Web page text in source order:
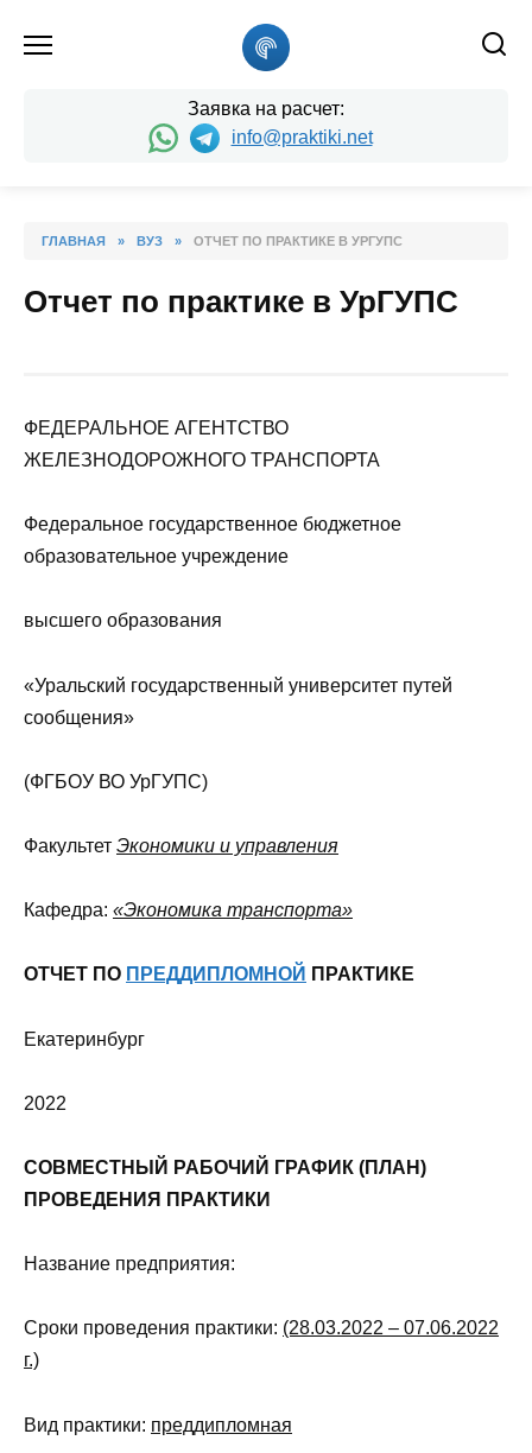
Заявка на расчет:
info@praktiki.net
ГЛАВНАЯ » ВУЗ » ОТЧЕТ ПО ПРАКТИКЕ В УРГУПС
Отчет по практике в УрГУПС
ФЕДЕРАЛЬНОЕ АГЕНТСТВО
ЖЕЛЕЗНОДОРОЖНОГО ТРАНСПОРТА
Федеральное государственное бюджетное
образовательное учреждение
высшего образования
«Уральский государственный университет путей
сообщения»
(ФГБОУ ВО УрГУПС)
Факультет Экономики и управления
Кафедра: «Экономика транспорта»
ОТЧЕТ ПО ПРЕДДИПЛОМНОЙ ПРАКТИКЕ
Екатеринбург
2022
СОВМЕСТНЫЙ РАБОЧИЙ ГРАФИК (ПЛАН)
ПРОВЕДЕНИЯ ПРАКТИКИ
Название предприятия:
Сроки проведения практики: (28.03.2022 – 07.06.2022
г.)
Вид практики: преддипломная